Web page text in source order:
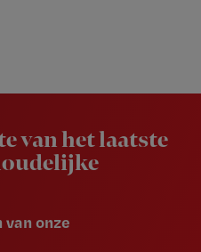
van het laatste
van onze